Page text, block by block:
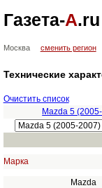
Газета-А.ru
Москва сменить регион
Технические
Очистить список
Mazda 5
Марка
Mazda